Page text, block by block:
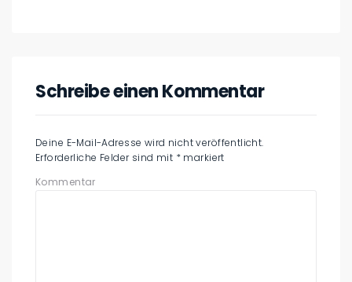
Schreibe einen Kommentar
Deine E-Mail-Adresse wird nicht veröffentlicht.
Erforderliche Felder sind mit * markiert
Kommentar